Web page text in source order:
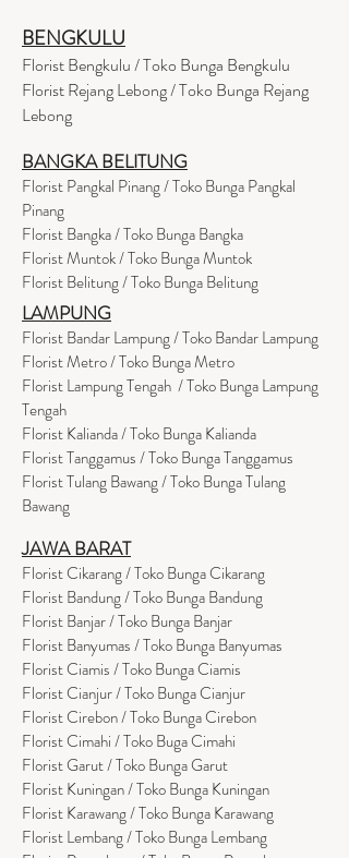
BENGKULU
Florist Bengkulu / Toko Bunga Bengkulu
Florist Rejang Lebong / Toko Bunga Rejang
Lebong
BANGKA BELITUNG
Florist Pangkal Pinang / Toko Bunga Pangkal
Pinang
Florist Bangka / Toko Bunga Bangka
Florist Muntok / Toko Bunga Muntok
Florist Belitung / Toko Bunga Belitung
LAMPUNG
Florist Bandar Lampung / Toko Bandar Lampung
Florist Metro / Toko Bunga Metro
Florist Lampung Tengah / Toko Bunga Lampung
Tengah
Florist Kalianda / Toko Bunga Kalianda
Florist Tanggamus / Toko Bunga Tanggamus
Florist Tulang Bawang / Toko Bunga Tulang
Bawang
JAWA BARAT
Florist Cikarang/ Toko Bunga Cikarang
Florist Bandung / Toko Bunga Bandung
Florist Banjar / Toko Bunga Banjar
Florist Banyumas / Toko Bunga Banyumas
Florist Ciamis / Toko Bunga Ciamis
Florist Cianjur / Toko Bunga Cianjur
Florist Cirebon / Toko Bunga Cirebon
Florist Cimahi / Toko Buga Cimahi
Florist Garut / Toko Bunga Garut
Florist Kuningan / Toko Bunga Kuningan
Florist Karawang / Toko Bunga Karawang
Florist Lembang / Toko Bunga Lembang